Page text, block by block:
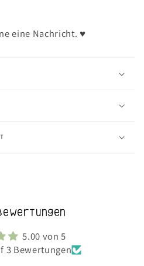
eine Nachricht. ♥︎
5.00 von 5
3 Bewertungen